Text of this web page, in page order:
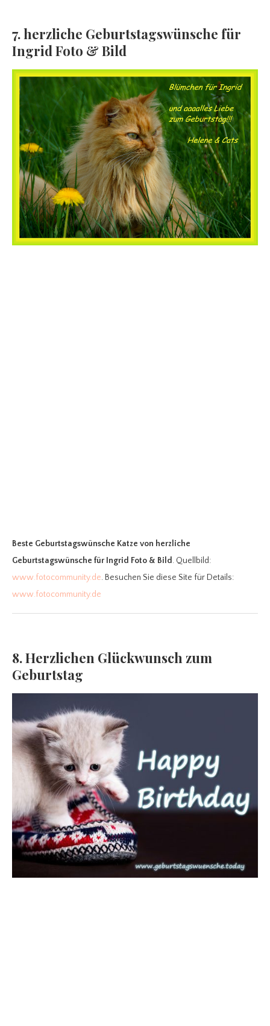
7. herzliche Geburtstagswünsche für
Ingrid Foto & Bild
Beste Geburtstagswünsche Katze von herzliche
Geburtstagswünsche für Ingrid Foto & Bild. Quellbild:
www.fotocommunity.de. Besuchen Sie diese Site für Details:
www.fotocommunity.de
8. Herzlichen Glückwunsch zum
Geburtstag